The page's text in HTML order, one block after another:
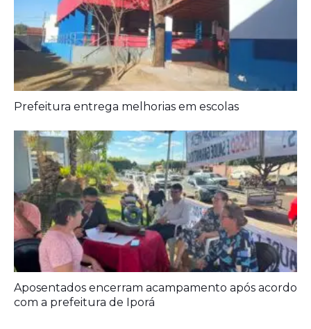
Prefeitura entrega melhorias em escolas
Aposentados encerram acampamento após acordo
com a prefeitura de Iporá